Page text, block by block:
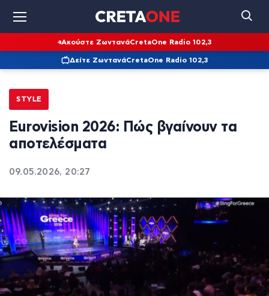
Ακούστε ΖωντανάCretaOne Radio 102,3
Δείτε ΖωντανάCretaOne Radio 102,3
STYLE
Eurovision 2026: Πώς βγαίνουν τα
αποτελέσματα
09.05.2026, 20:27